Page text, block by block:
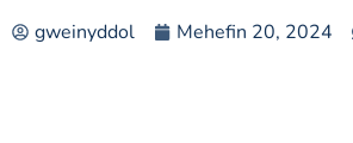
gweinyddol Mehefin 20, 2024